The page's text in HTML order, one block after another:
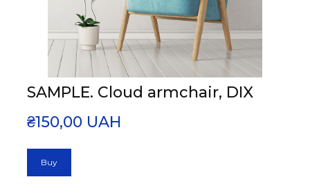
SAMPLE. Cloud armchair, DIX
₴150,00 UAH
Buy